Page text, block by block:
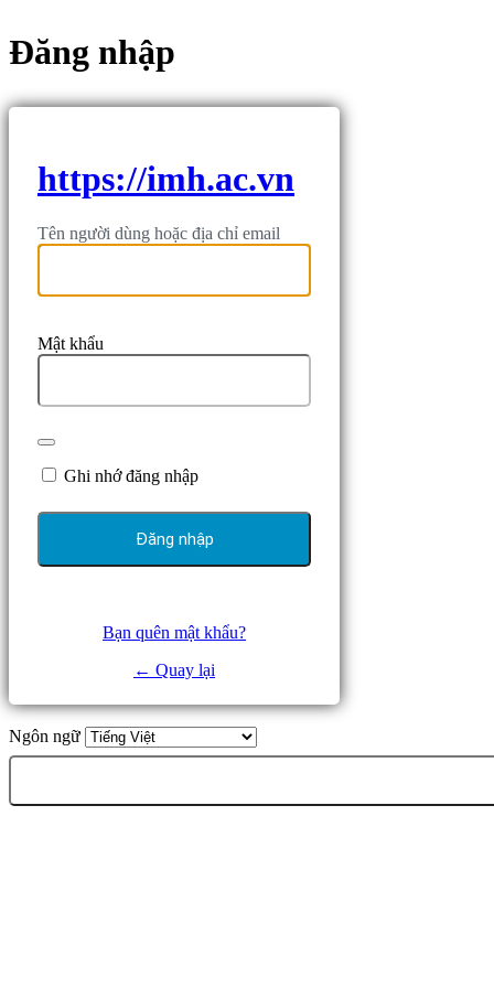
Đăng nhập
https://imh.ac.vn
Tên người dùng hoặc địa chỉ email
Mật khẩu
Ghi nhớ đăng nhập
Bạn quên mật khẩu?
← Quay lại
Ngôn ngữ